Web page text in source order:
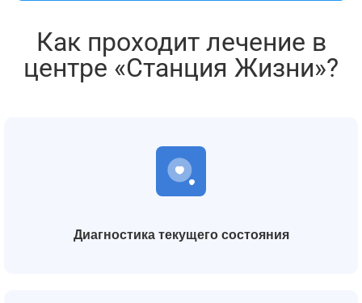
Как проходит лечение в
центре «Станция Жизни»?
Диагностика текущего состояния